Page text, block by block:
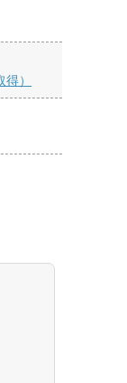
）